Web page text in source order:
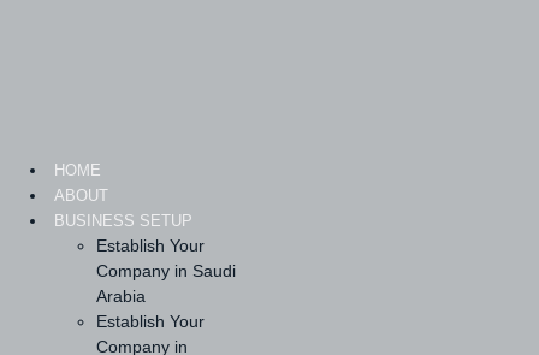
HOME
ABOUT
BUSINESS SETUP
Establish Your
Company in Saudi
Arabia
Establish Your
Company in